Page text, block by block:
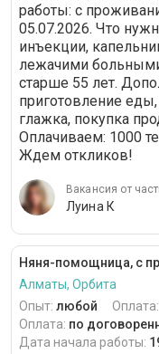
работы: c
05.07.2026. Что
инъекции,
лежачими
cтарше 55 лет.
приготовление
глажка, покупка
Оплачиваем: 1000
Ждем откликов!
Вакансия от
Луина К
Няня-помощница, с
Алматы, Орбита
Опыт: любой Оплата:
Оплата: по
Дата начала работы: